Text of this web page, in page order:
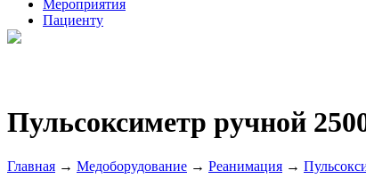
Мероприятия
Пациенту
Пульсоксиметр ручной
Главная → Медоборудование → Реанимация →